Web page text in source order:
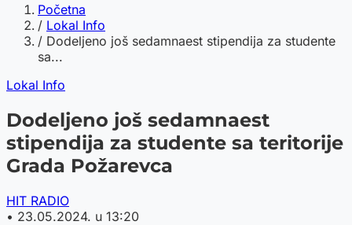
Početna
/ Lokal Info
/ Dodeljeno još sedamnaest stipendija za studente
sa...
Lokal Info
Dodeljeno još sedamnaest
stipendija za studente sa teritorije
Grada Požarevca
HIT RADIO
• 23.05.2024. u 13:20